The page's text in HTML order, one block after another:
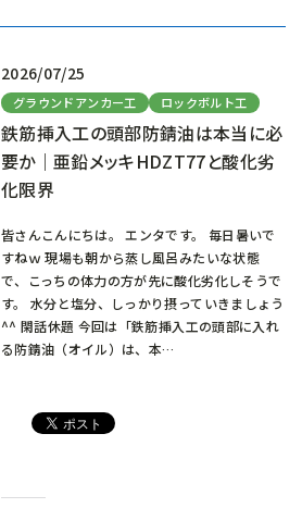
2026/07/25
グラウンドアンカー工 ロックボルト工
鉄筋挿入工の頭部防錆油は本当に必
要か｜亜鉛メッキHDZT77と酸化劣
化限界
皆さんこんにちは。 エンタです。 毎日暑いで
すねｗ 現場も朝から蒸し風呂みたいな状態
で、こっちの体力の方が先に酸化劣化しそうで
す。 水分と塩分、しっかり摂っていきましょう
^^ 閑話休題 今回は「鉄筋挿入工の頭部に入れ
る防錆油（オイル）は、本…